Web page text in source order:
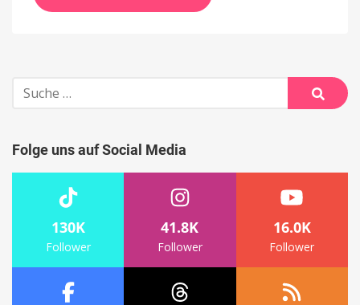
Suche
nach:
Suche
Folge uns auf Social Media
130K
Follower
41.8K
Follower
16.0K
Follower